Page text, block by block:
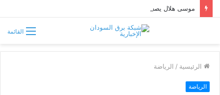
القائمة
الرئيسية / الرياضة
الرياضة